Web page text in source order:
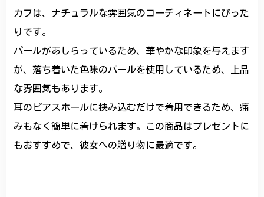
カフは、ナチュラルな雰囲気のコーディネートにぴった
りです。
パールがあしらっているため、華やかな印象を与えます
が、落ち着いた色味のパールを使用しているため、上品
な雰囲気もあります。
耳のピアスホールに挟み込むだけで着用できるため、痛
みもなく簡単に着けられます。この商品はプレゼントに
もおすすめで、彼女への贈り物に最適です。